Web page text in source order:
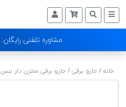
خانگی
تماس
با
09022323957 :مشاوره تلفنی رایگان
خانه/ جارو برقی/ جارو برقی مخزن دار بنس BV_N351